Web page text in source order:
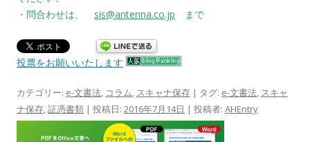
・問合わせは、 sis@antenna.co.jp まで
投票をお願いいたします
カテゴリー: e-文書法, コラム, スキャナ保存 | タグ: e-文書法, スキャ
ナ保存,証憑書類 | 投稿日: 2016年7月14日 | 投稿者: AHEntry